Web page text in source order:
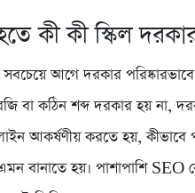
কী কী স্কিল
আগে দরকার পরিষ্কারভাবে
বা কঠিন শব্দ দরকার হয় না,
আকর্ষণীয় করতে হয়, কীভাবে
বানাতে হয়। পাশাপাশি SEO